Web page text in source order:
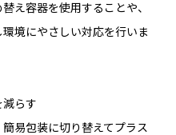
え容器を使用することや、
境にやさしい対応を行いま
らす
易包装に切り替えてプラス